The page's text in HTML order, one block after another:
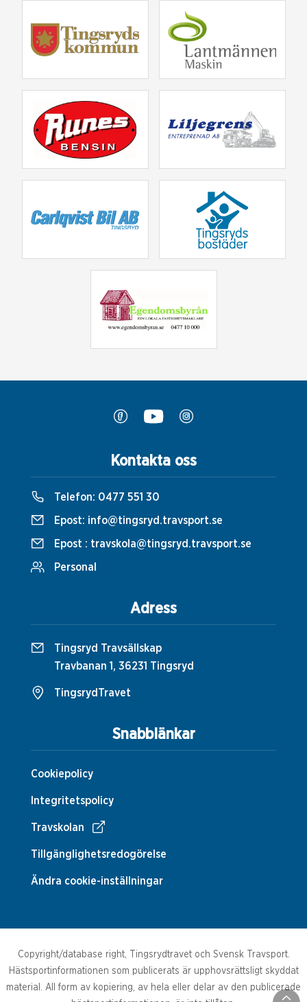
Snabblänkar
Cookiepolicy
Integritetspolicy
Travskolan
Tillgänglighetsredogörelse
Ändra cookie-inställningar
Kontakta oss
Telefon: 0477 551 30
Epost: info@tingsryd.travsport.se
Epost : travskola@tingsryd.travsport.se
Personal
Adress
Tingsryd Travsällskap
Travbanan 1, 36231 Tingsryd
TingsrydTravet
Copyright/database right, Tingsrydtravet och Svensk Travsport.
Hästsportinformationen som publicerats är upphovsrättsligt skyddat
material. All form av kopiering, av hela eller delar av den publicerade